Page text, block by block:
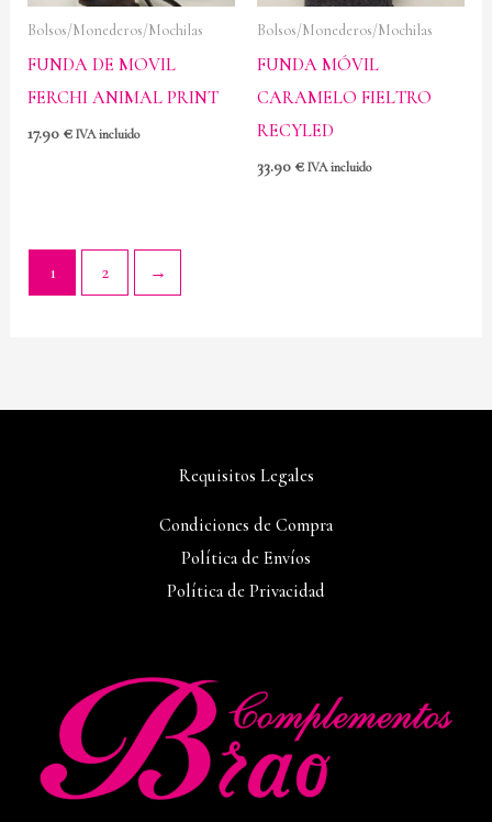
Bolsos/Monederos/Mochilas
FUNDA DE MOVIL
FERCHI ANIMAL PRINT
17.90 € IVA incluido
Bolsos/Monederos/Mochilas
FUNDA MÓVIL
CARAMELO FIELTRO
RECYLED
33.90 € IVA incluido
1 2 →
Requisitos Legales
Condiciones de Compra
Política de Envíos
Política de Privacidad